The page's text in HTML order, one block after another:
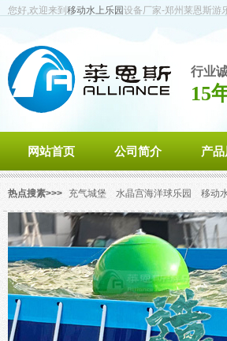
您好,欢迎来到 移动水上乐园设备厂家-郑州莱恩斯游
行业
15
网站首页 公司简介 产
热点搜素>>> 充气城堡 水晶宫海洋球乐园 移动